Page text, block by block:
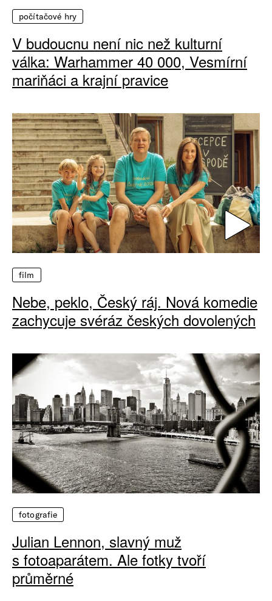
počítačové hry
V budoucnu není nic než kulturní
válka: Warhammer 40 000, Vesmírní
mariňáci a krajní pravice
film
Nebe, peklo, Český ráj. Nová komedie
zachycuje svéráz českých dovolených
fotografie
Julian Lennon, slavný muž
s fotoaparátem. Ale fotky tvoří
průměrné